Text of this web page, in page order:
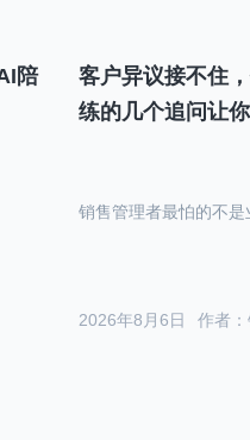
陪
客户异议接不住
练的几个追问让
作者
2026年8月6日
销售管理者最怕的不是